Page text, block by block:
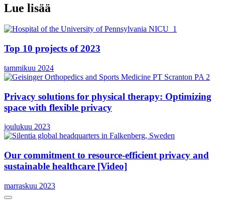
Lue lisää
Top 10 projects of 2023
tammikuu 2024
Privacy solutions for physical therapy: Optimizing
space with flexible privacy
joulukuu 2023
Our commitment to resource-efficient privacy and
sustainable healthcare [Video]
marraskuu 2023